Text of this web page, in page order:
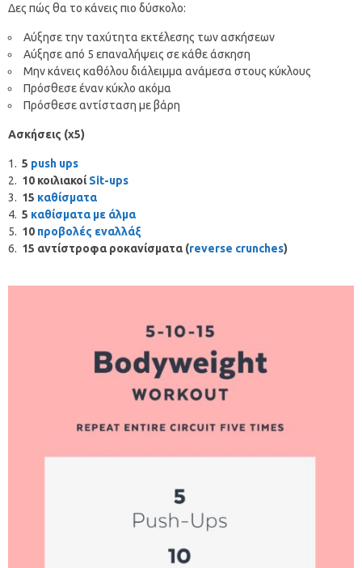
Δες πώς θα το κάνεις πιο δύσκολο:
Αύξησε την ταχύτητα εκτέλεσης των ασκήσεων
Αύξησε από 5 επαναλήψεις σε κάθε άσκηση
Μην κάνεις καθόλου διάλειμμα ανάμεσα στους κύκλους
Πρόσθεσε έναν κύκλο ακόμα
Πρόσθεσε αντίσταση με βάρη
Ασκήσεις (x5)
5 push ups
10 κοιλιακοί Sit-ups
15 καθίσματα
5 καθίσματα με άλμα
10 προβολές εναλλάξ
15 αντίστροφα ροκανίσματα (reverse crunches)